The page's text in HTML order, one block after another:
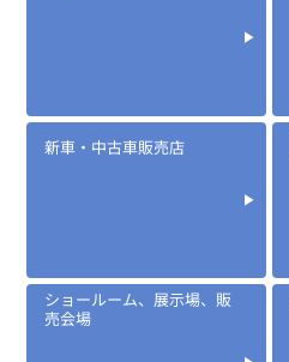
新車・中古車販売店
ショールーム、展示場、販
売会場